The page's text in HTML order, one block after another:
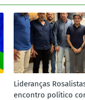
Lideranças
encontro político